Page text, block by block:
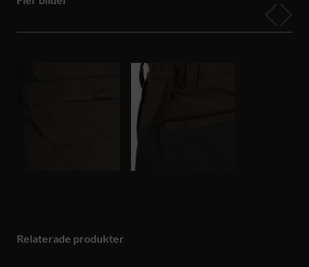
Relaterade produkter